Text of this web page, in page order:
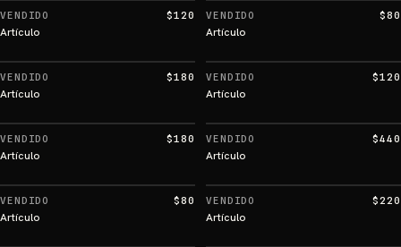
VENDIDO $120
Artículo
VENDIDO $80
Artículo
VENDIDO $180
Artículo
VENDIDO $120
Artículo
VENDIDO $180
Artículo
VENDIDO $440
Artículo
VENDIDO $80
Artículo
VENDIDO $220
Artículo